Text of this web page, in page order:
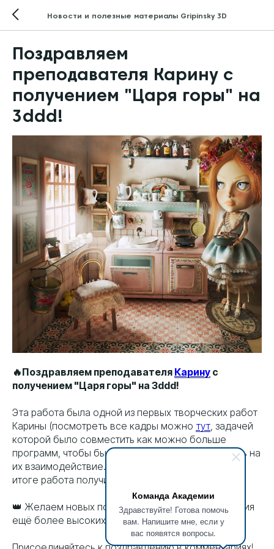
Команда Академии
Здравствуйте! Готова помочь
вам. Напишите мне, если у
вас появятся вопросы.
Новости и полезные материалы Gripinsky 3D
Поздравляем
преподавателя Карину с
получением "Царя горы" на
3ddd!
🔥Поздравляем преподавателя Карину с
получением "Царя горы" на 3ddd!
Эта работа была одной из первых творческих работ
Карины (посмотреть все кадры можно тут, задачей
которой было совместить как можно больше
программ, чтобы быстро их освоить и посмотреть на
их взаимодействие. Наша команда считает, что в
итоге работа получилась круче референса!
👑 Желаем новых побед, вдохновения и покорения
ещё более высоких вершин!